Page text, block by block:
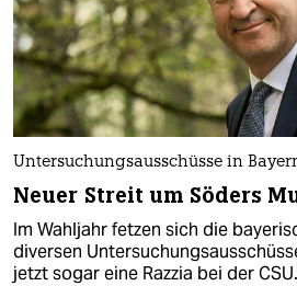
Untersuchungsausschüsse in
Neuer Streit um Söders
Im Wahljahr fetzen sich die
diversen
jetzt sogar eine Razzia bei der CSU.